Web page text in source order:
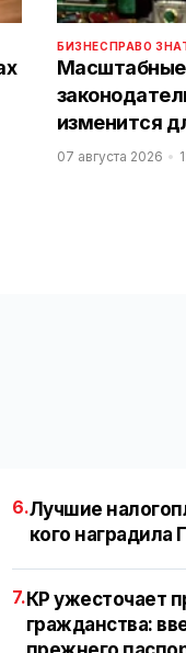
БИЗНЕСПРАВО
Масштабные
изменится
07 августа 2026
6.Лучшие
кого наградила
7.КР ужесточает
гражданства: